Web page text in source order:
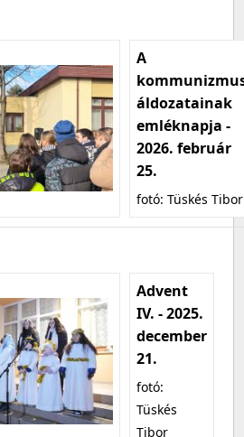
A
áldozatainak
emléknapja -
2026. február
25.
fotó: Tüskés Tibor
Advent
IV. - 2025.
december
21.
fotó:
Tüskés
Tibor